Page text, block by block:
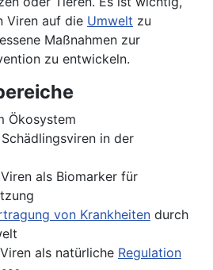
Viren auf die Umwelt zu
Maßnahmen zur
zu entwickeln.
Ökosystem
in der
als Biomarker für
von Krankheiten durch
als natürliche Regulation